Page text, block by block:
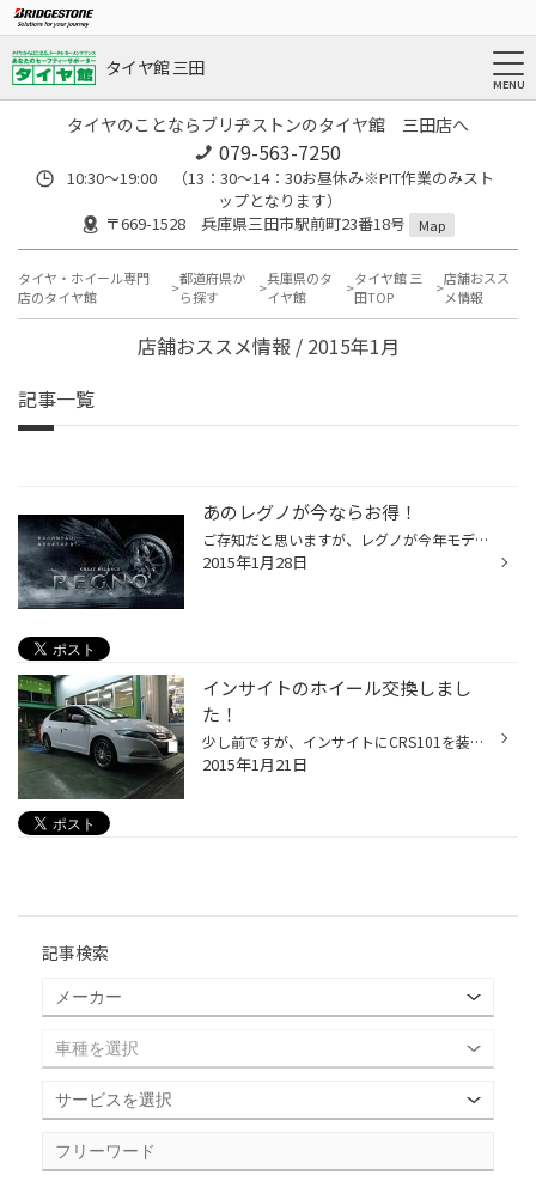
タイヤ館 三田
タイヤのことならブリヂストンのタイヤ館 三田店へ
079-563-7250
10:30～19:00 （13：30～14：30お昼休み※PIT作業のみスト
ップとなります）
〒669-1528 兵庫県三田市駅前町23番18号
Map
タイヤ・ホイール専門
店のタイヤ館
都道府県か
ら探す
兵庫県のタ
イヤ館
タイヤ館 三
田TOP
店舗おスス
メ情報
店舗おススメ情報 / 2015年1月
記事一覧
あのレグノが今ならお得！
ご存知だと思いますが、レグノが今年モデルチェンジします！ それにより、GR-XT,GRVが一部サイズを残してお買い得になっています！ 価格はWEBに載せれませんが、ご来店の価値ある価格で販売させて頂きます(^^)v そろそろタイヤ交換を考えられている方、、、、 是非この機会にレグノを体感しませんか...
2015年1月28日
インサイトのホイール交換しまし
た！
少し前ですが、インサイトにCRS101を装着しました！ 純正もアルミホイールですが、純正は結構重たいんです。 (噂によると鉄ホイールと重量は変わらないみたいです。。。) 見た目もかなりかっこよくなりました(^^)v お客様も大満足です！ また空気圧センサーも装着されていますので、定期点検もお待...
2015年1月21日
記事検索